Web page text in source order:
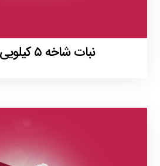
نبات شاخه ۵ کیلویی زعفرانی